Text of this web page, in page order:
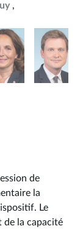
de
la
Le
de la capacité